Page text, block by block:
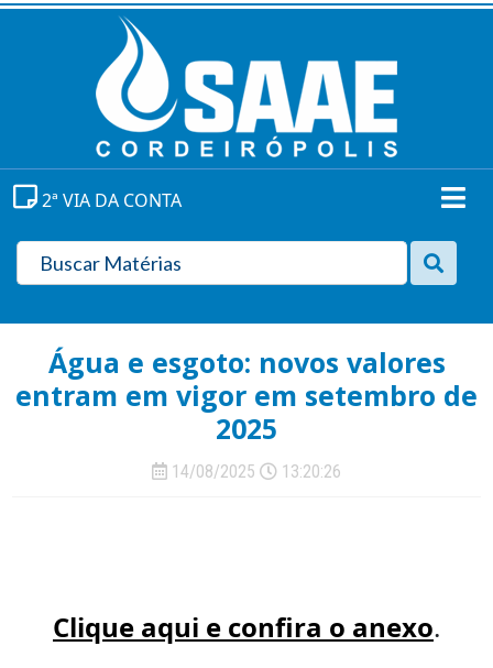
2ª VIA DA CONTA
Água e esgoto: novos valores
entram em vigor em setembro de
2025
14/08/2025 13:20:26
Clique aqui e confira o anexo.